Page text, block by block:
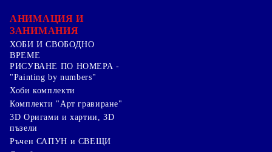
АНИМАЦИЯ И
ЗАНИМАНИЯ
ХОБИ И СВОБОДНО
ВРЕМЕ
РИСУВАНЕ ПО НОМЕРА -
"Painting by numbers"
Хоби комплекти
Комплекти "Арт гравиране"
3D Оригами и хартии, 3D
пъзели
Ръчен САПУН и СВЕЩИ